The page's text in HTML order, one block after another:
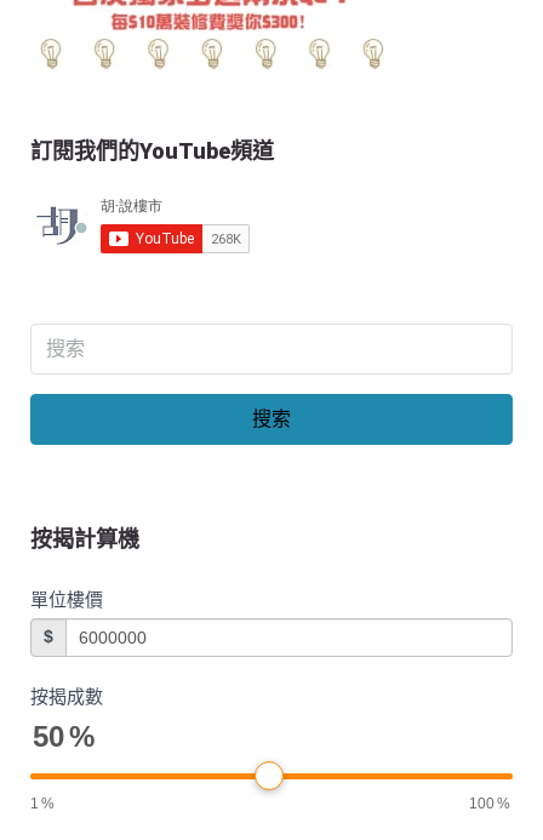
訂閱我們的YouTube頻道
搜索
按揭計算機
單位樓價
$
按揭成數
50%
1 % 100%